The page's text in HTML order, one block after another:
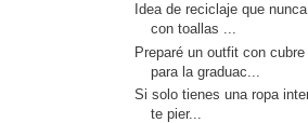
Idea de reciclaje que
con toallas ...
Preparé un outfit con
para la graduac...
Si solo tienes una ropa
te pier...